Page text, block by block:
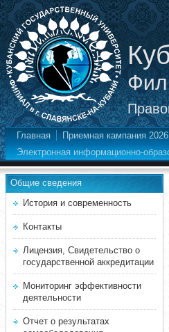
Главная Приемная кампания 2026
Электронная информационно-
Общие сведения
История и современность
Контакты
Лицензия, Свидетельство о
государственной аккредитации
Мониторинг эффективности
деятельности
Отчет о результатах